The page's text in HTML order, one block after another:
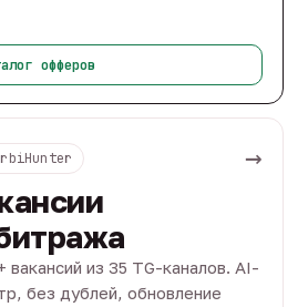
офферов
→
вакансий из 35 TG-каналов. AI-
без дублей, обновление